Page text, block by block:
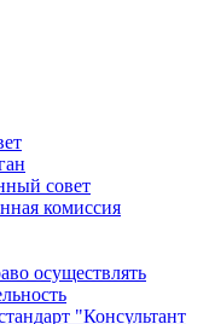
совет
комиссия
осуществлять
"Консультант